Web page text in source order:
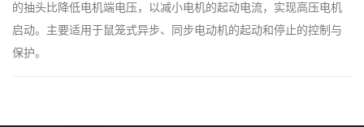
的抽头比降低电机端电压，以减小电机的起动电流，实现高压电机
启动。主要适用于鼠笼式异步、同步电动机的起动和停止的控制与
保护。